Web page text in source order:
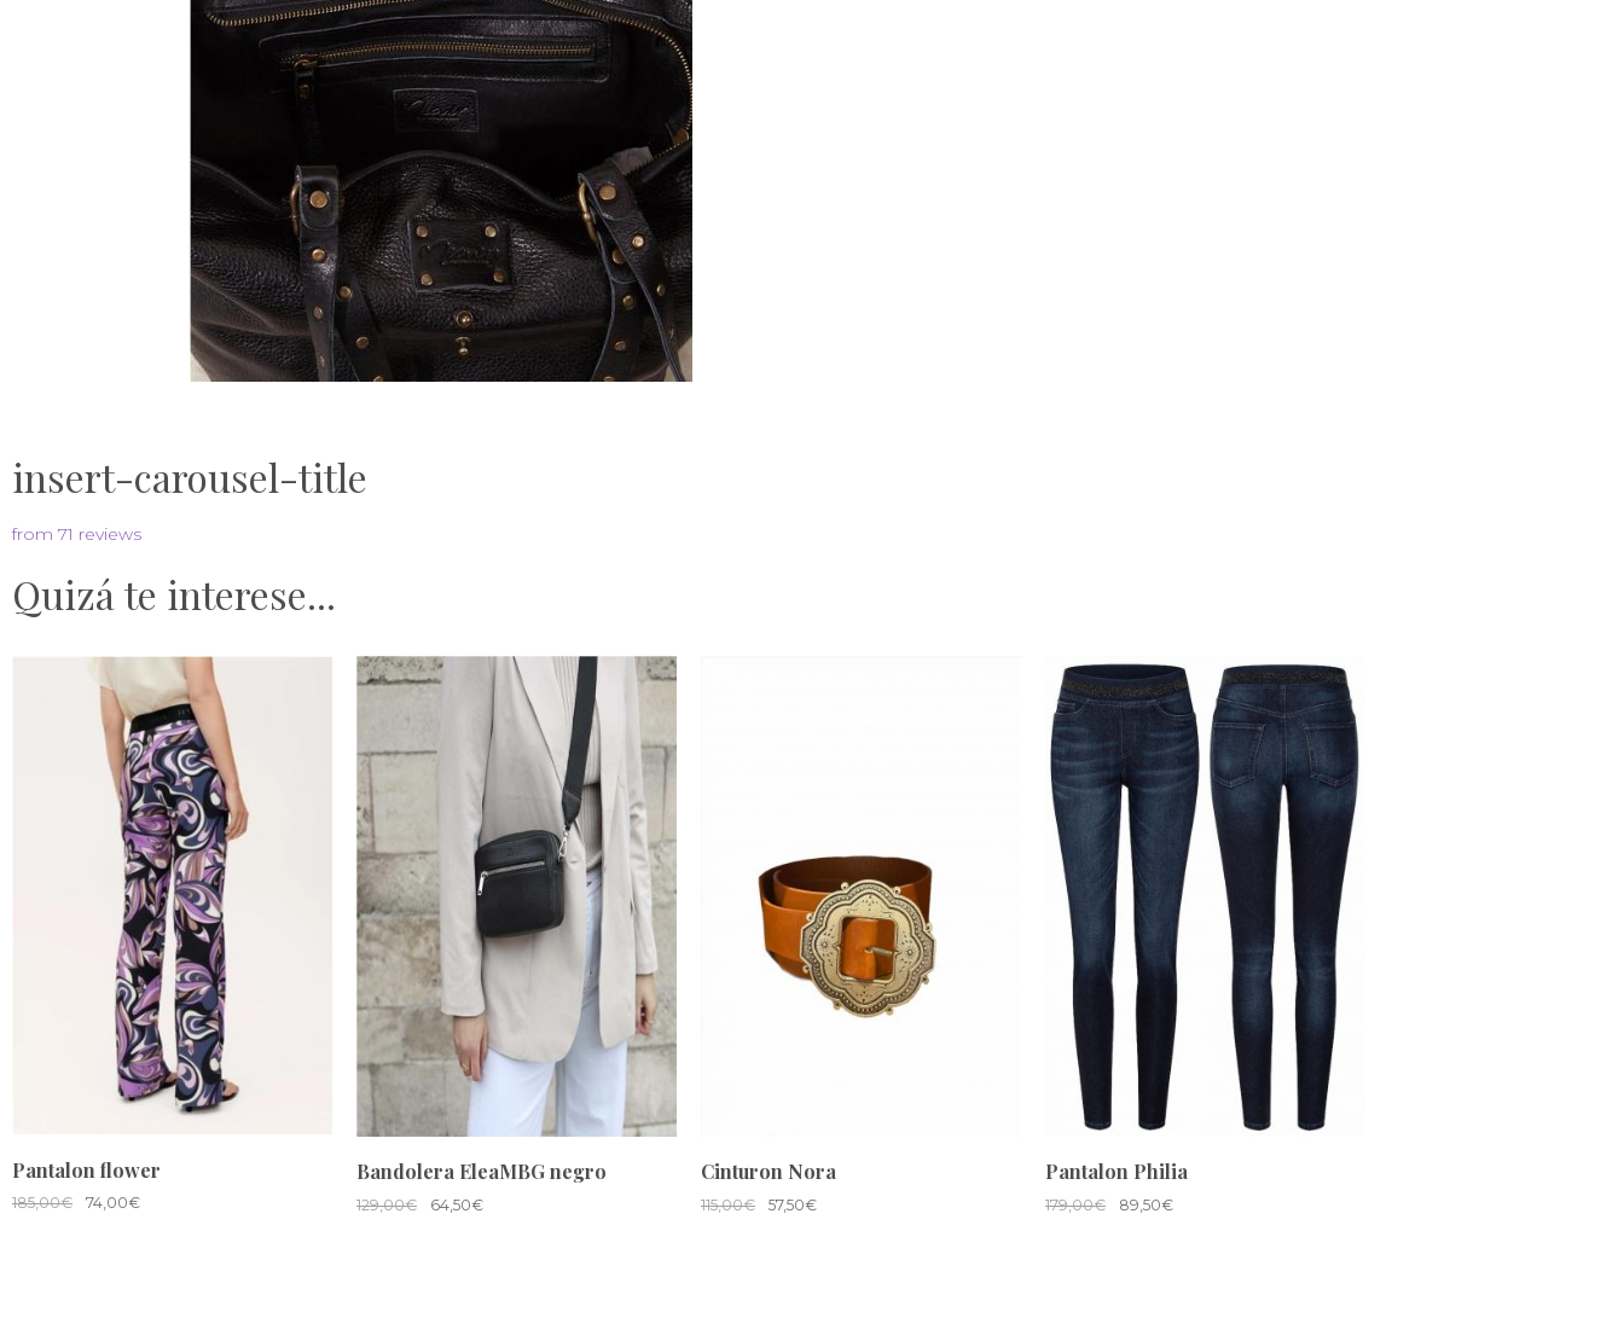
insert-carousel-title
from 71 reviews
Quizá te interese...
Pantalon flower
185,00€ 74,00€
Bandolera EleaMBG negro
129,00€ 64,50€
Cinturon Nora
115,00€ 57,50€
Pantalon Philia
179,00€ 89,50€